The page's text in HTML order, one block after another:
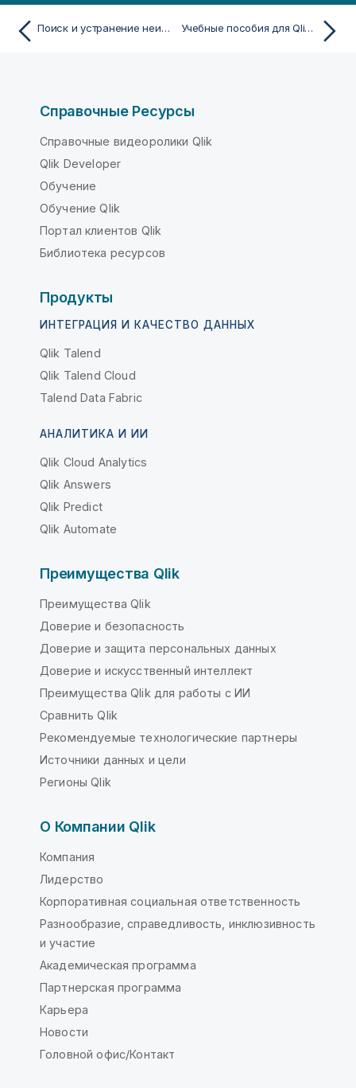
Поиск и устранение неисправностей — загрузка Учебные пособия для Qlik Sense
Справочные Ресурсы
Справочные видеоролики Qlik
Qlik Developer
Обучение
Обучение Qlik
Портал клиентов Qlik
Библиотека ресурсов
Продукты
ИНТЕГРАЦИЯ И КАЧЕСТВО ДАННЫХ
Qlik Talend
Qlik Talend Cloud
Talend Data Fabric
АНАЛИТИКА И ИИ
Qlik Cloud Analytics
Qlik Answers
Qlik Predict
Qlik Automate
Преимущества Qlik
Преимущества Qlik
Доверие и безопасность
Доверие и защита персональных данных
Доверие и искусственный интеллект
Преимущества Qlik для работы с ИИ
Сравнить Qlik
Рекомендуемые технологические партнеры
Источники данных и цели
Регионы Qlik
О Компании Qlik
Компания
Лидерство
Корпоративная социальная ответственность
Разнообразие, справедливость, инклюзивность
и участие
Академическая программа
Партнерская программа
Карьера
Новости
Головной офис/Контакт